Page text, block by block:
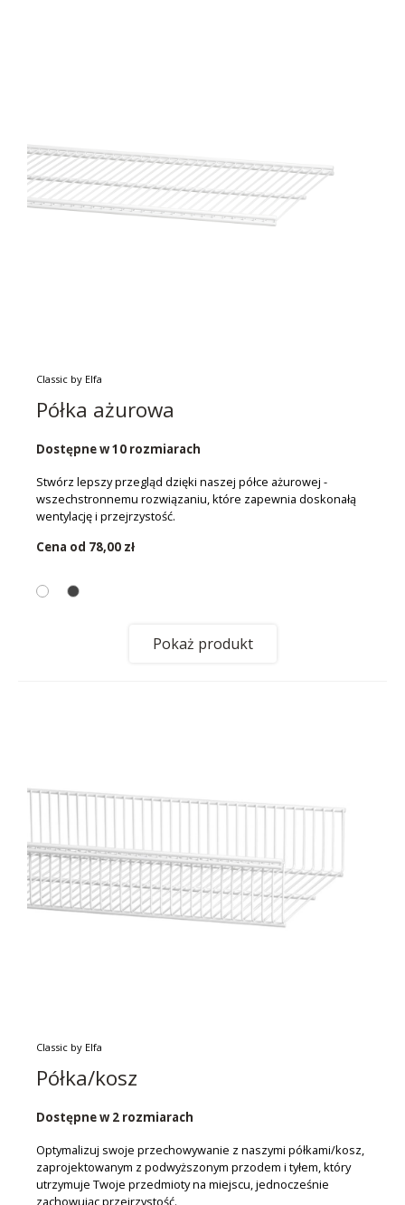
Classic by Elfa
Półka ażurowa
Dostępne w 10 rozmiarach
Stwórz lepszy przegląd dzięki naszej półce ażurowej -
wszechstronnemu rozwiązaniu, które zapewnia doskonałą
wentylację i przejrzystość.
Cena od 78,00 zł
Pokaż produkt
Classic by Elfa
Półka/kosz
Dostępne w 2 rozmiarach
Optymalizuj swoje przechowywanie z naszymi półkami/kosz,
zaprojektowanym z podwyższonym przodem i tyłem, który
utrzymuje Twoje przedmioty na miejscu, jednocześnie